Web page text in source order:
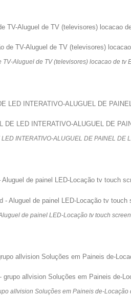
TV-Aluguel de TV (televisores) locacao
Aluguel de TV (televisores) locacao de tv
LED INTERATIVO-ALUGUEL DE
INTERATIVO-ALUGUEL DE PAINEL DE
Aluguel de painel LED-Locação tv touch
de painel LED-Locação tv touch screen
allvision Soluções em Paineis de-
allvision Soluções em Paineis de-